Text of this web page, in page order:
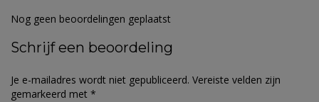
Nog geen beoordelingen geplaatst
Schrijf een beoordeling
Je e-mailadres wordt niet gepubliceerd. Vereiste velden zijn
gemarkeerd met *